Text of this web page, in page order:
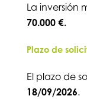
La inversión
70.000 €.
Plazo de
El plazo de
18/09/2026.